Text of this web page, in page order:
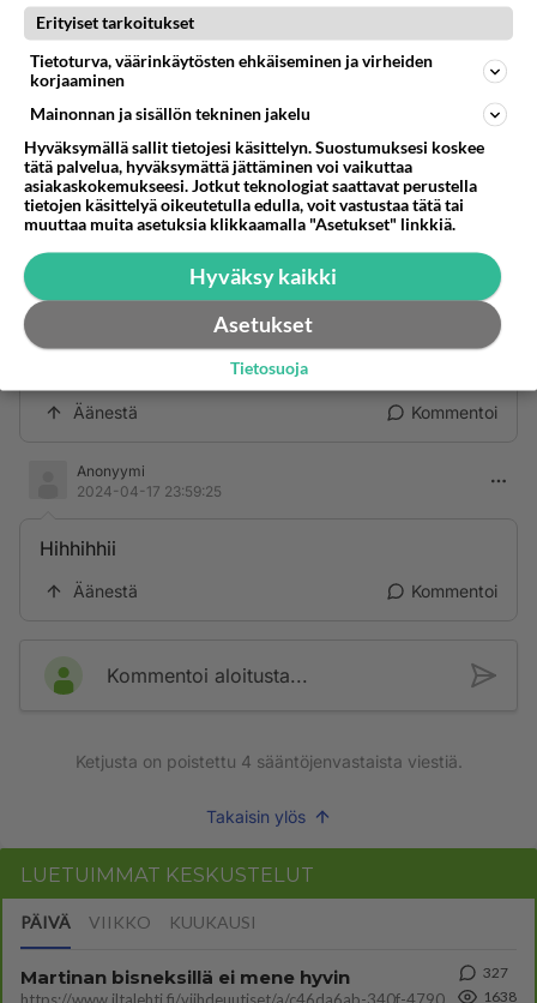
Miksi joku listaa youtupe suoikkejaan tänne, ketä
kiinostaa?
Äänestä Kommentoi
Anonyymi
2024-03-01 13:16:38
Three 6 Mafia - Doe Boy Fresh (Official Video) ft.
https://www.youtube.com/watch?v=X93GyqpdM3
Äänestä Kommentoi
Anonyymi
2024-04-17 23:59:25
Hihhihhii
Äänestä Kommentoi
Kommentoi aloitusta...
Ketjusta on poistettu 4 sääntöjenvastaista viestiä.
Takaisin ylös
LUETUIMMAT KESKUSTELUT
PÄIVÄ VIIKKO KUUKAUSI
Martinan bisneksillä ei mene hyvin
327
1638
Erityiset tarkoitukset
Tietoturva, väärinkäytösten ehkäiseminen ja virheiden
korjaaminen
Mainonnan ja sisällön tekninen jakelu
Hyväksymällä sallit tietojesi käsittelyn. Suostumuksesi koskee
tätä palvelua, hyväksymättä jättäminen voi vaikuttaa
asiakaskokemukseesi. Jotkut teknologiat saattavat perustella
tietojen käsittelyä oikeutetulla edulla, voit vastustaa tätä tai
muuttaa muita asetuksia klikkaamalla "Asetukset" linkkiä.
Hyväksy kaikki
Asetukset
Tietosuoja